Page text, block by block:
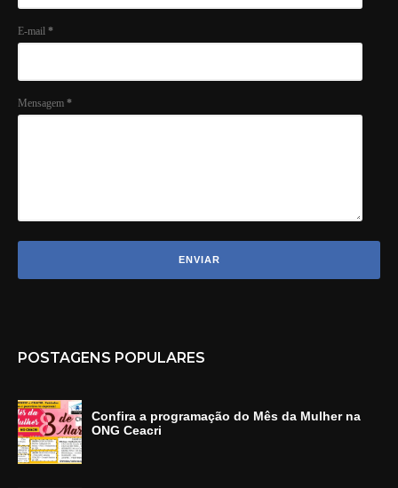
E-mail *
Mensagem *
POSTAGENS POPULARES
Confira a programação do Mês da Mulher na
ONG Ceacri